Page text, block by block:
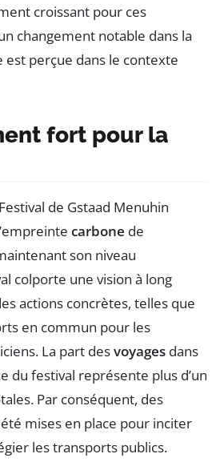
croissant pour ces
changement notable dans la
est perçue dans le contexte
fort pour la
de Gstaad Menuhin
carbone de
son niveau
colporte une vision à long
actions concrètes, telles que
en commun pour les
La part desvoyages dans
du festival représente plus d’un
Par conséquent, des
mises en place pour inciter
les transports publics.